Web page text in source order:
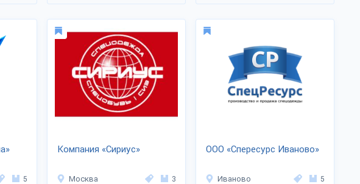
5
Компания «Сириус»
Москва 3
ООО «Спересурс Иваново»
Иваново 5